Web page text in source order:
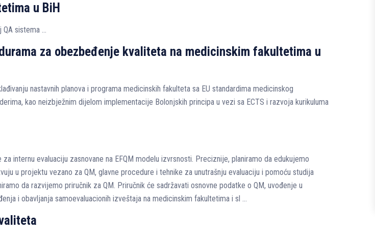
u BiH
QA sistema …
za obezbeđenje kvaliteta na medicinskim fakultetima u
nastavnih planova i programa medicinskih fakulteta sa EU standardima medicinskog
kao neizbježnim dijelom implementacije Bolonjskih principa u vezi sa ECTS i razvoja kurikuluma
internu evaluaciju zasnovane na EFQM modelu izvrsnosti. Preciznije, planiramo da edukujemo
u projektu vezano za QM, glavne procedure i tehnike za unutrašnju evaluaciju i pomoću studija
da razvijemo priručnik za QM. Priručnik će sadržavati osnovne podatke o QM, uvođenje u
i obavljanja samoevaluacionih izveštaja na medicinskim fakultetima i sl …